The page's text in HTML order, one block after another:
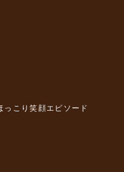
っこり笑顔エピソード